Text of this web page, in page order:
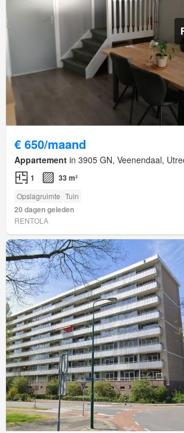
€ 650/maand
Appartement in 3905 GN, Veenendaal,
1 33 m²
Opslagruimte Tuin
20 dagen geleden
RENTOLA